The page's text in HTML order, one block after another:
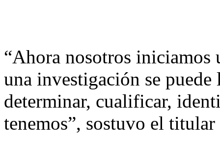
“Ahora nosotros
una investigación se puede
determinar, cualificar,
tenemos”, sostuvo el